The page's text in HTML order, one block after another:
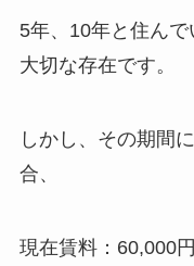
5年、10年と住ん
大切な存在です。
しかし、その期間
合、
現在賃料：60,000円